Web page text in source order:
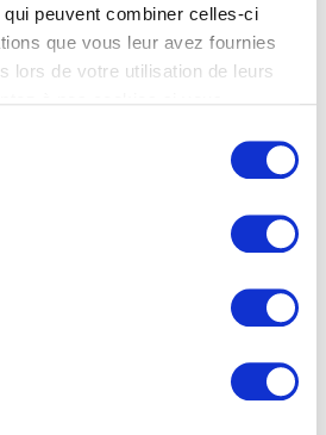
peuvent combiner celles-ci
que vous leur avez fournies
lors de votre utilisation de leurs